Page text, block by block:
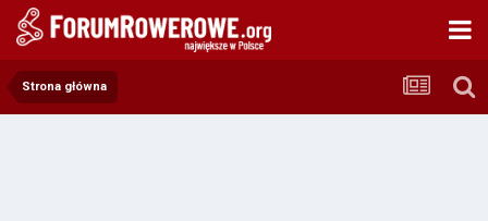
Strona główna